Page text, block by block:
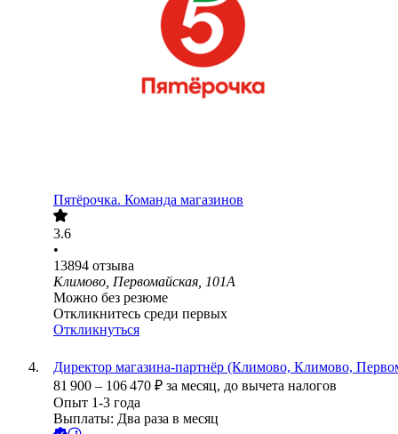
Пятёрочка. Команда магазинов
3.6
•
13894 отзыва
Климово, Первомайская, 101А
Можно без резюме
Откликнитесь среди первых
Откликнуться
Директор магазина-партнёр (Климово, Климово,
81 900 – 106 470 ₽ за месяц, до вычета налогов
Опыт 1-3 года
Выплаты: Два раза в месяц